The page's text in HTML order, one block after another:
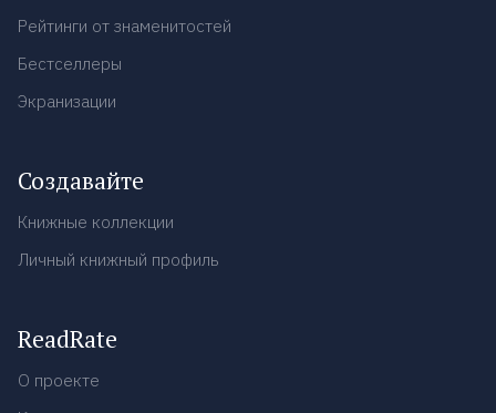
Рейтинги от знаменитостей
Бестселлеры
Экранизации
Создавайте
Книжные коллекции
Личный книжный профиль
ReadRate
О проекте